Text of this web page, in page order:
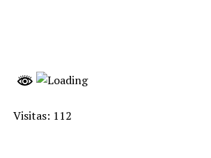
Visitas: 112